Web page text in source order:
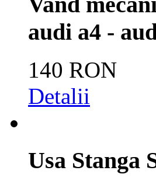
audi a4 -
140 RON
Detalii
Usa Stanga